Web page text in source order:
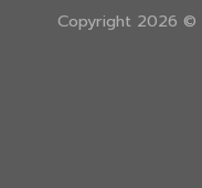
Copyright 2026 ©